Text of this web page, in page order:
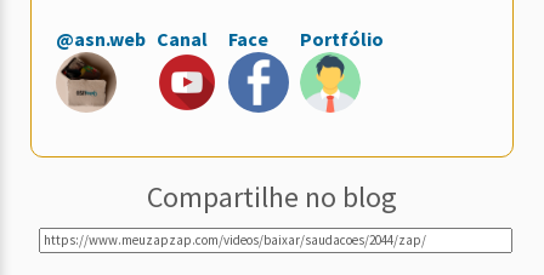
@asn.web Canal Face Portfólio
Compartilhe no blog